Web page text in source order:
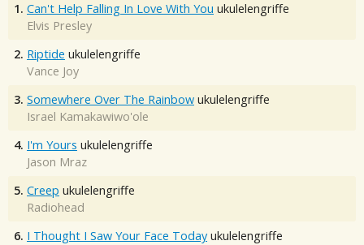
1. Can't Help Falling In Love With You ukulelengriffe
Elvis Presley
2. Riptide ukulelengriffe
Vance Joy
3. Somewhere Over The Rainbow ukulelengriffe
Israel Kamakawiwo'ole
4. I'm Yours ukulelengriffe
Jason Mraz
5. Creep ukulelengriffe
Radiohead
6. I Thought I Saw Your Face Today ukulelengriffe